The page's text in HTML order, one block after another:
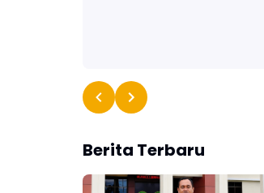
Berita Terbaru